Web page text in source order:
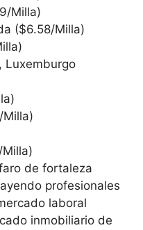
Milla)
($6.58/Milla)
Luxemburgo
Milla)
de fortaleza
profesionales
laboral
inmobiliario de